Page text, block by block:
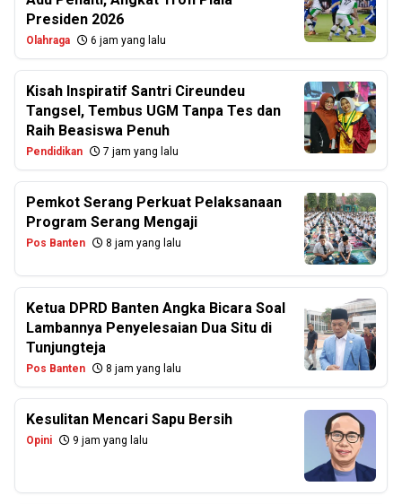
Presiden 2026
Olahraga 6 jam yang lalu
Kisah Inspiratif Santri Cireundeu
Tangsel, Tembus UGM Tanpa Tes dan
Raih Beasiswa Penuh
Pendidikan 7 jam yang lalu
Pemkot Serang Perkuat Pelaksanaan
Program Serang Mengaji
Pos Banten 8 jam yang lalu
Ketua DPRD Banten Angka Bicara Soal
Lambannya Penyelesaian Dua Situ di
Tunjungteja
Pos Banten 8 jam yang lalu
Kesulitan Mencari Sapu Bersih
Opini 9 jam yang lalu